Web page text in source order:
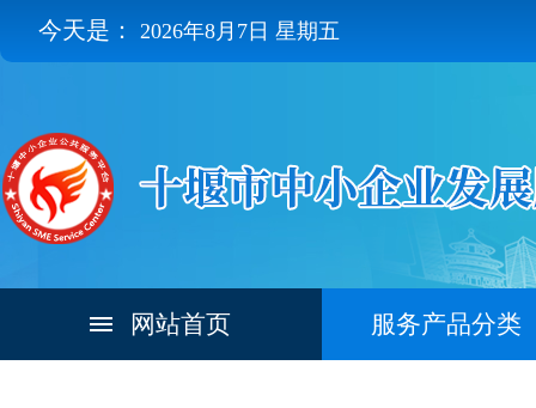
今天是： 2026年8月7日 星期五
网站首页 服务产品分类